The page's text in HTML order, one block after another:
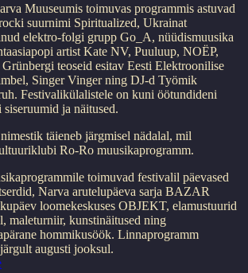
Muuseumis toimuvas programmis astuvad
suurnimi Spiritualized, Ukrainat
elektro-folgi grupp Go_A, nüüdismuusika
artist Kate NV, Puuluup, NOËP,
teoseid esitav Eesti Elektroonilise
Singer Vinger ning DJ-d Työmik
Festivalikülalistele on kuni öötundideni
ja näitused.
täieneb järgmisel nädalal, mil
Ro-Ro muusikaprogramm.
toimuvad festivalil päevased
Narva arutelupäeva sarja BAZAR
loomekeskuses OBJEKT, elamustuurid
maleturniir, kunstinäitused ning
hommikusöök. Linnaprogramm
augusti jooksul.